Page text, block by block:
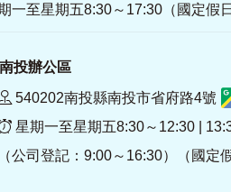
一至星期五8:30～17:30（國定假日
南投辦公區
540202南投縣南投市省府路4號
星期一至星期五8:30～12:30 |
（公司登記：9:00～16:30）（國定